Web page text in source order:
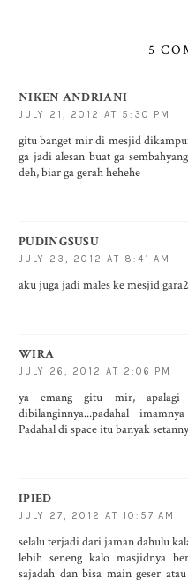
5
NIKEN ANDRIANI
JULY 21, 2012 AT 5:30 PM
gitu banget mir di mesjid
ga jadi alesan buat ga
deh, biar ga gerah hehehe
PUDINGSUSU
JULY 23, 2012 AT 8:41 AM
aku juga jadi males ke mesjid
WIRA
JULY 26, 2012 AT 2:06 PM
ya emang gitu mir, apalagi
dibilanginnya...padahal
Padahal di space itu banyak
IPIED
JULY 27, 2012 AT 10:57 AM
selalu terjadi dari jaman dahulu
lebih seneng kalo masjidnya
sajadah dan bisa main geser